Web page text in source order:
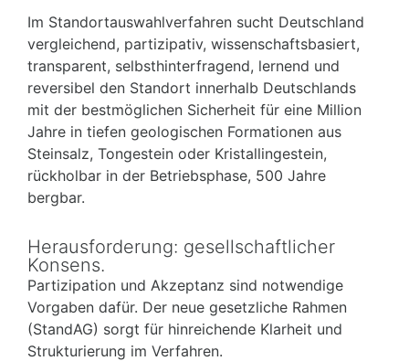
Im Standortauswahlverfahren sucht Deutschland
vergleichend, partizipativ, wissenschaftsbasiert,
transparent, selbsthinterfragend, lernend und
reversibel den Standort innerhalb Deutschlands
mit der bestmöglichen Sicherheit für eine Million
Jahre in tiefen geologischen Formationen aus
Steinsalz, Tongestein oder Kristallingestein,
rückholbar in der Betriebsphase, 500 Jahre
bergbar.
Herausforderung: gesellschaftlicher
Konsens.
Partizipation und Akzeptanz sind notwendige
Vorgaben dafür. Der neue gesetzliche Rahmen
(StandAG) sorgt für hinreichende Klarheit und
Strukturierung im Verfahren.